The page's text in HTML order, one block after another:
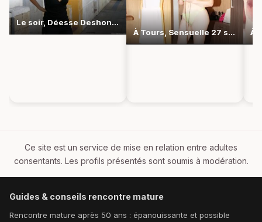
Le soir, Déesse Deshonneur raffine à Tours sa sensualité longtemps tue
À Tours, Sensuelle 27 sait ce qu'elle veut et le réclame
Ce site est un service de mise en relation entre adultes
consentants. Les profils présentés sont soumis à modération.
Guides & conseils rencontre mature
Rencontre mature après 50 ans : épanouissante et possible